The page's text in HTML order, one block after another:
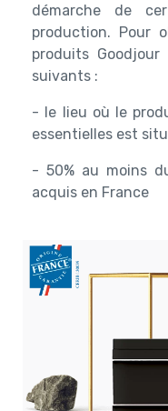
démarche de
production. Pour
produits
suivants :
- le lieu où le
essentielles est
- 50% au moins
acquis en France